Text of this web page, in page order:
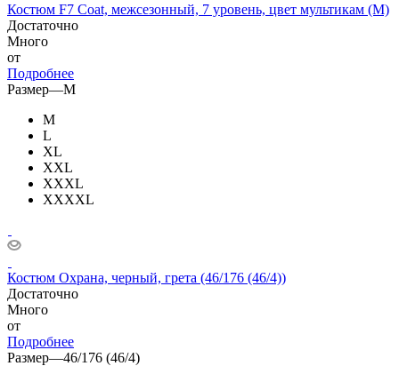
Костюм F7 Coat, межсезонный, 7 уровень, цвет мультикам (M)
Достаточно
Много
от
Подробнее
Размер—M
M
L
XL
XXL
XXXL
XXXXL
Костюм Охрана, черный, грета (46/176 (46/4))
Достаточно
Много
от
Подробнее
Размер—46/176 (46/4)